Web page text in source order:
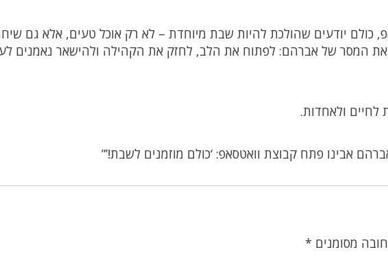
כולם יודעים שהולכת להיות שבת מיוחדת – לא רק אוכל טעים, אלא גם
את המסר של אברהם: לפתוח את הלב, לחזק את הקהילה ולהישאר נאמנים
לחיים ולאחדות.
אבינו פתח קבוצת וואטסאפ: ‘כולם מוזמנים לשבת!’”
מסומנים *